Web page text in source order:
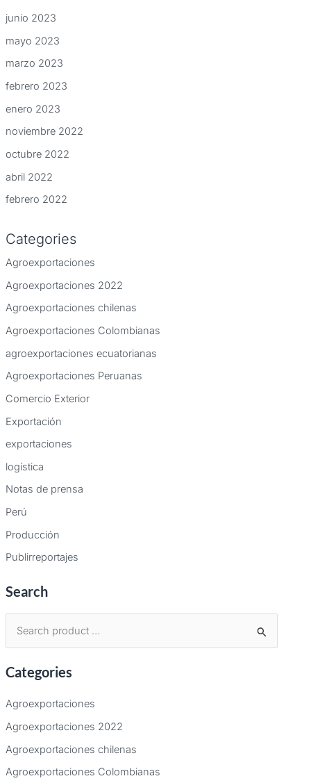
junio 2023
mayo 2023
marzo 2023
febrero 2023
enero 2023
noviembre 2022
octubre 2022
abril 2022
febrero 2022
Categories
Agroexportaciones
Agroexportaciones 2022
Agroexportaciones chilenas
Agroexportaciones Colombianas
agroexportaciones ecuatorianas
Agroexportaciones Peruanas
Comercio Exterior
Exportación
exportaciones
logística
Notas de prensa
Perú
Producción
Publirreportajes
Search
s
p
o
Categories
Agroexportaciones
Agroexportaciones 2022
Agroexportaciones chilenas
Agroexportaciones Colombianas